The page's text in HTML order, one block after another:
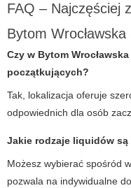
FAQ – Najczęściej
Bytom Wrocławska
Czy w Bytom Wrocławska
początkujących?
Tak, lokalizacja oferuje
odpowiednich dla osób
Jakie rodzaje liquidów
Możesz wybierać spośród
pozwala na indywidualne